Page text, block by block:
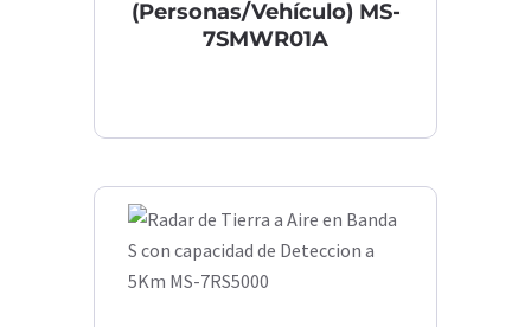
(Personas/Vehículo) MS-
7SMWR01A